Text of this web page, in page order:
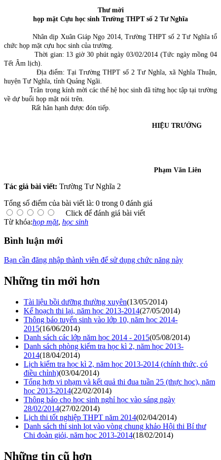
Thư mời
họp mặt Cựu học sinh Trường THPT số 2 Tư Nghĩa
Nhân dịp Xuân Giáp Ngọ 2014, Trường THPT số 2 Tư Nghĩa tổ
chức họp mặt cựu học sinh của trường.
Thời gian: 13 giờ 30 phút ngày 03/02/2014 (Tức ngày mồng 04
Tết Âm lịch).
Địa điểm: Tại Trường THPT số 2 Tư Nghĩa, xã Nghĩa Thuận,
huyện Tư Nghĩa, tỉnh Quảng Ngãi.
Trân trọng kính mời các thế hệ học sinh đã từng học tập tại trường
về dự buổi họp mặt nói trên.
Rất hân hạnh được đón tiếp.
HIỆU TRƯỞNG
Phạm Văn Liên
Tác giả bài viết: Trường Tư Nghĩa 2
Tổng số điểm của bài viết là: 0 trong 0 đánh giá
Click để đánh giá bài viết
Từ khóa:họp mặt, học sinh
Bình luận mới
Bạn cần đăng nhập thành viên để sử dụng chức năng này
Những tin mới hơn
Tài liệu bồi dưỡng thường xuyên(13/05/2014)
Kế hoạch thi lại, năm học 2013-2014(27/05/2014)
Thông báo tuyển sinh vào lớp 10, năm học 2014-
2015(16/06/2014)
Danh sách các lớp năm học 2014 - 2015(05/08/2014)
Danh sách phòng kiểm tra học kì 2, năm học 2013-
2014(18/04/2014)
Lịch kiểm tra học kì 2, năm học 2013-2014 (chính thức, có
điều chỉnh)(03/04/2014)
Tổng hợp vi phạm và kết quả thi đua tuần 25 (thực học), năm
học 2013-2014(22/02/2014)
Thông báo cho học sinh nghỉ học vào sáng ngày
28/02/2014(27/02/2014)
Lịch thi tốt nghiệp THPT năm 2014(02/04/2014)
Danh sách thí sinh lọt vào vòng chung khảo Hội thi Bí thư
Chi đoàn giỏi, năm học 2013-2014(18/02/2014)
Những tin cũ hơn